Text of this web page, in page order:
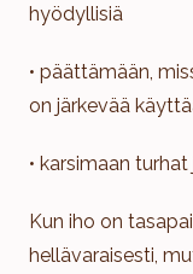
hyödyllisiä
• päättämään,
on järkevää
• karsimaan
Kun iho on
hellävaraisesti,